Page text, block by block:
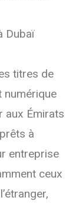
Dubaï
titres de
aux Émirats
à
entreprise
ceux